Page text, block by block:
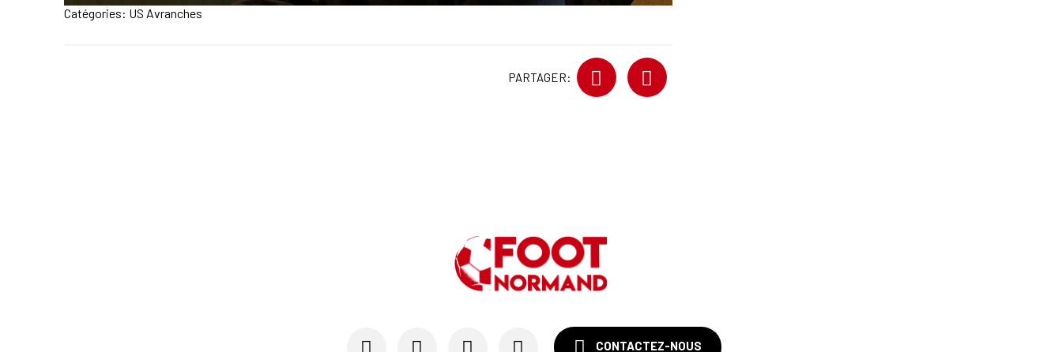
Catégories: US Avranches
PARTAGER:
CONTACTEZ-NOUS